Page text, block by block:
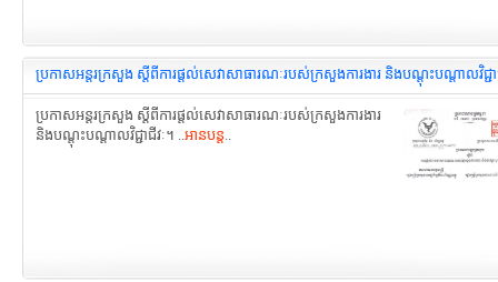
ប្រកាសអន្តរក្រសួង ស្តីពីការផ្តល់សេវាសាធារណៈរបស់ក្រសួងការងារ និងបណ្តុះបណ្តាលវិជ្ជា
ប្រកាសអន្តរក្រសួង ស្តីពីការផ្តល់សេវាសាធារណៈរបស់ក្រសួងការងារ
និងបណ្តុះបណ្តាលវិជ្ជាជីវៈ។ ..អានបន្ត..